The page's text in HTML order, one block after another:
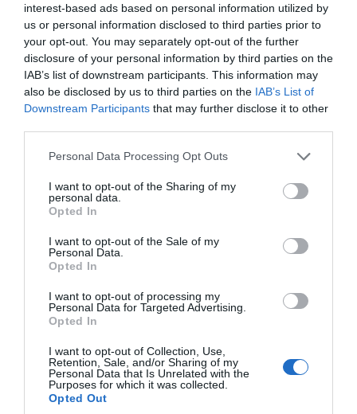
interest-based ads based on personal information utilized by
us or personal information disclosed to third parties prior to
your opt-out. You may separately opt-out of the further
disclosure of your personal information by third parties on the
IAB’s list of downstream participants. This information may
also be disclosed by us to third parties on the IAB’s List of
Downstream Participants that may further disclose it to other
Please note that this website/app uses one or more Google
not limited to your visit or usage behaviour. You may click to
grant or deny consent to Google and its third-party tags to
use your data for below specified purposes in below Google
consent section.
Personal Data Processing Opt Outs
I want to opt-out of the Sharing of my
personal data.
Opted In
I want to opt-out of the Sale of my
Personal Data.
Opted In
I want to opt-out of processing my
Personal Data for Targeted Advertising.
Opted In
I want to opt-out of Collection, Use,
Retention, Sale, and/or Sharing of my
Personal Data that Is Unrelated with the
Purposes for which it was collected.
Opted Out
παρά με τεκμηριωμένη στρατηγική.
Η αντίληψη περί «αυτόνομων νησιών» και
η έμφαση σε έργα οχύρωσης συνδέεται
περισσότερο με δόγματα στατικής
άμυνας του 17ου και 18ου αιώνα, όταν η
πολέμου.
Στο σημερινό δυναμικό και διακλαδικό
επιχειρησιακό περιβάλλον
αντίδρασης μετριέται σε λεπτά και
κυριαρχία εξαρτάται από την ταχεία
συγκέντρωση και συντονισμό ισχύος, η
«αυτονομία» δεν εξασφαλίζει αποτροπή
δυνάμεων και απώλεια στρατηγικού ελέγχου.
Η εθνική στρατιωτική ισχύς δεν βασίζεται
σε απομονωμένες «νησίδες αντίστασης»,